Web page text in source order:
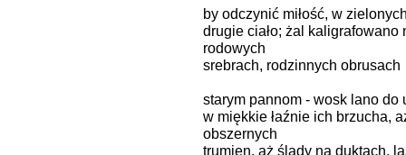
by odczynić miłość, w
drugie ciało; żal
rodowych
srebrach, rodzinnych obrusach
starym pannom - wosk lano do
w miękkie łaźnie ich brzucha,
obszernych
trumien, aż ślady na duktach,